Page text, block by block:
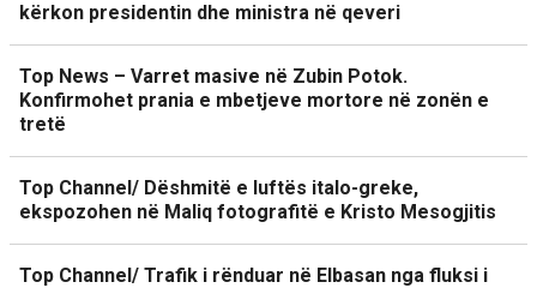
kërkon presidentin dhe ministra në qeveri
Top News – Varret masive në Zubin Potok.
Konfirmohet prania e mbetjeve mortore në zonën e
tretë
Top Channel/ Dëshmitë e luftës italo-greke,
ekspozohen në Maliq fotografitë e Kristo Mesogjitis
Top Channel/ Trafik i rënduar në Elbasan nga fluksi i